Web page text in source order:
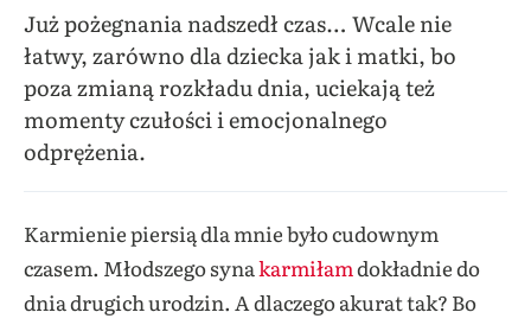
Już pożegnania nadszedł czas… Wcale nie
łatwy, zarówno dla dziecka jak i matki, bo
poza zmianą rozkładu dnia, uciekają też
momenty czułości i emocjonalnego
odprężenia.
Karmienie piersią dla mnie było cudownym
czasem. Młodszego synakarmiłamdokładnie do
dnia drugich urodzin. A dlaczego akurat tak? Bo